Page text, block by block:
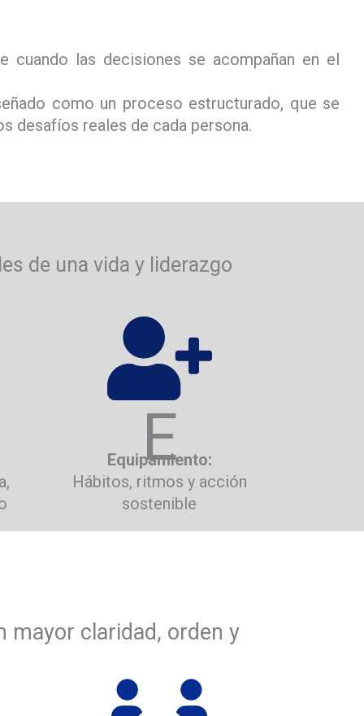
cuando las decisiones se acompañan en el
como un proceso estructurado, que se
desafíos reales de cada persona.
de una vida y liderazgo
E
Equipamiento:
Hábitos, ritmos y acción
sostenible
mayor claridad, orden y